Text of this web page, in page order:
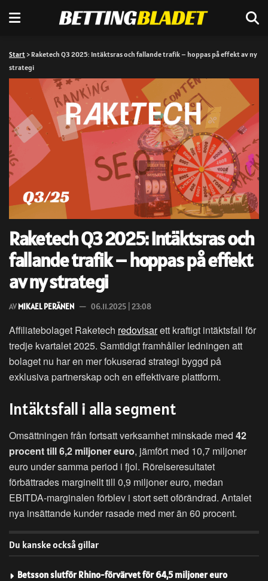
Start >Raketech Q3 2025: Intäktsras och fallande trafik – hoppas på effekt av ny
strategi
Raketech Q3 2025: Intäktsras och
fallande trafik – hoppas på effekt
av ny strategi
AVMIKAEL PERÄNEN 06.11.2025 | 23:08
Affiliatebolaget Raketech redovisarett kraftigt intäktsfall för
tredje kvartalet 2025. Samtidigt framhåller ledningen att
bolaget nu har en mer fokuserad strategi byggd på
exklusiva partnerskap och en effektivare plattform.
Intäktsfall i alla segment
Omsättningen från fortsatt verksamhet minskade med 42
procent till 6,2 miljoner euro, jämfört med 10,7 miljoner
euro under samma period i fjol. Rörelseresultatet
förbättrades marginellt till 0,9 miljoner euro, medan
EBITDA-marginalen förblev i stort sett oförändrad. Antalet
nya insättande kunder rasade med mer än 60 procent.
Du kanske också gillar
Betsson slutför Rhino-förvärvet för 64,5 miljoner euro